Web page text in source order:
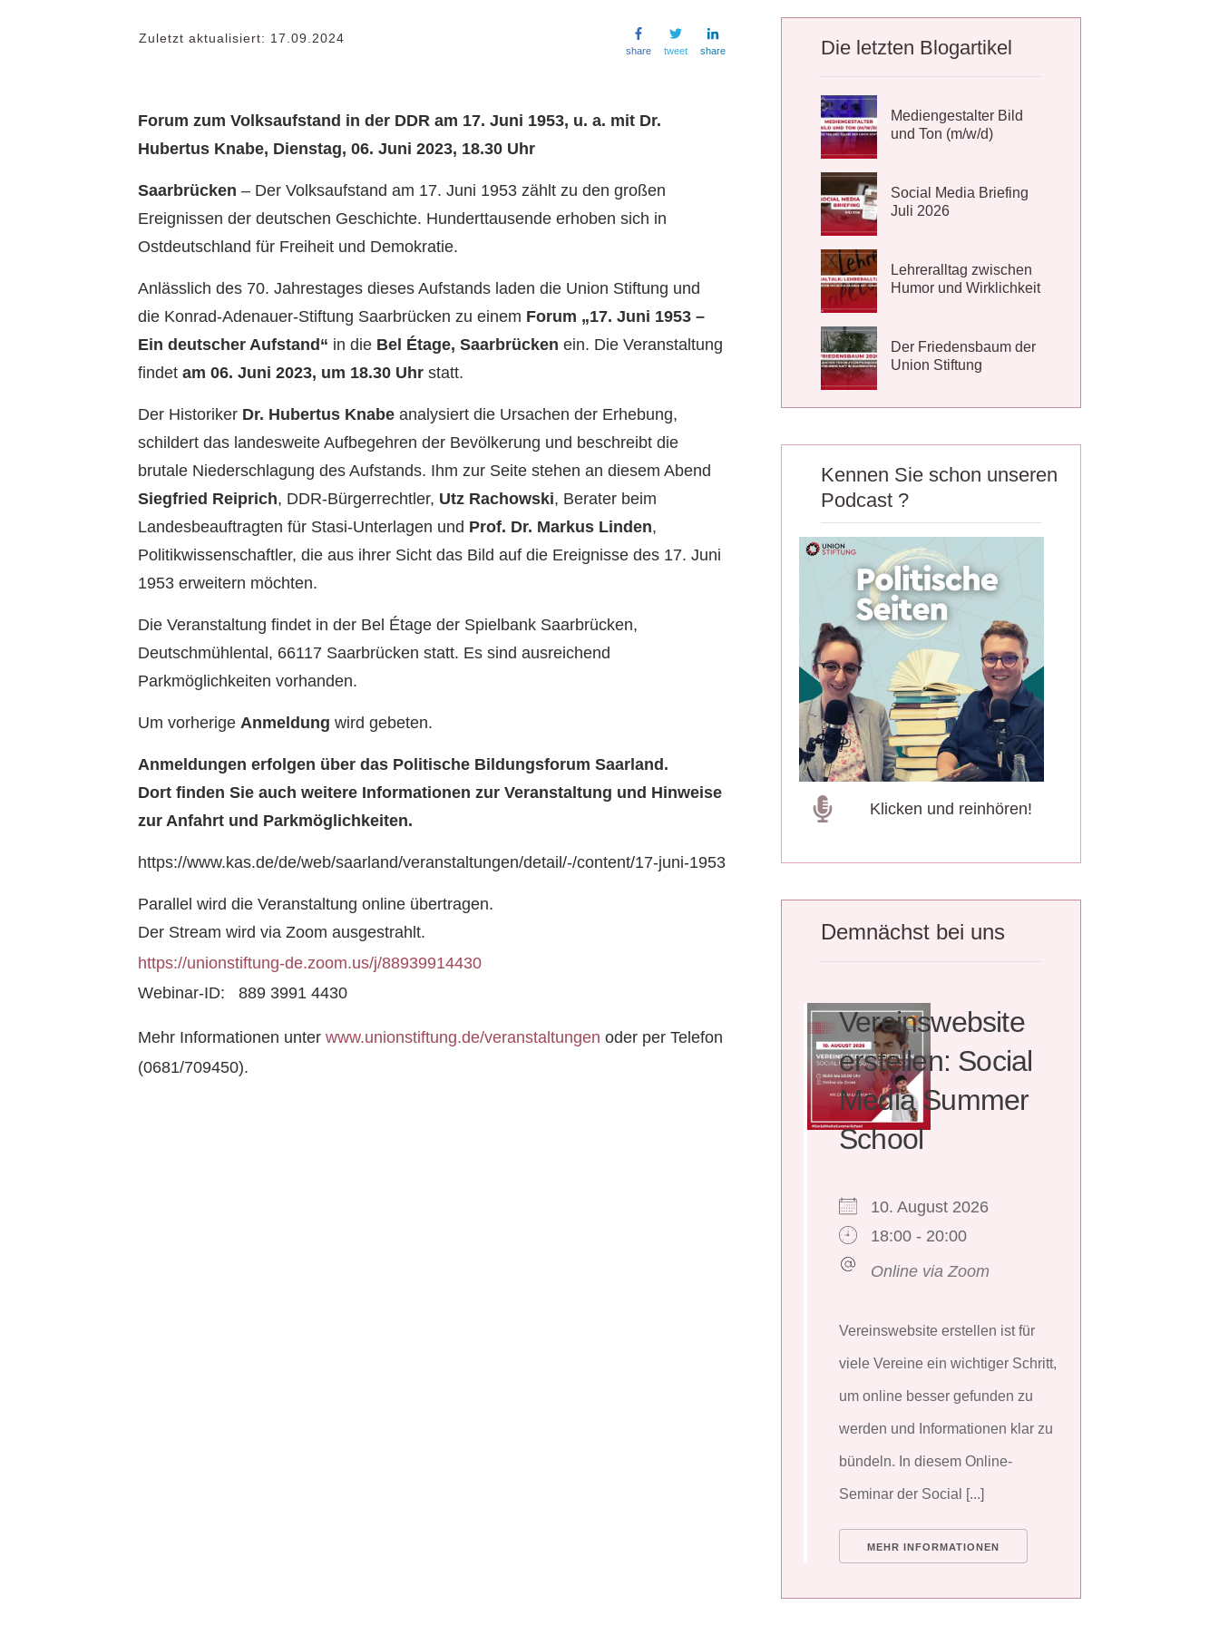
Zuletzt aktualisiert: 17.09.2024
share tweet share
Forum zum Volksaufstand in der DDR am 17. Juni 1953, u. a. mit Dr.
Hubertus Knabe, Dienstag, 06. Juni 2023, 18.30 Uhr
Saarbrücken – Der Volksaufstand am 17. Juni 1953 zählt zu den großen
Ereignissen der deutschen Geschichte. Hunderttausende erhoben sich in
Ostdeutschland für Freiheit und Demokratie.
Anlässlich des 70. Jahrestages dieses Aufstands laden die Union Stiftung und
die Konrad-Adenauer-Stiftung Saarbrücken zu einem Forum „17. Juni 1953 –
Ein deutscher Aufstand“ in die Bel Étage, Saarbrücken ein. Die Veranstaltung
findet am 06. Juni 2023, um 18.30 Uhr statt.
Der Historiker Dr. Hubertus Knabe analysiert die Ursachen der Erhebung,
schildert das landesweite Aufbegehren der Bevölkerung und beschreibt die
brutale Niederschlagung des Aufstands. Ihm zur Seite stehen an diesem Abend
Siegfried Reiprich, DDR-Bürgerrechtler, Utz Rachowski, Berater beim
Landesbeauftragten für Stasi-Unterlagen und Prof. Dr. Markus Linden,
Politikwissenschaftler, die aus ihrer Sicht das Bild auf die Ereignisse des 17. Juni
1953 erweitern möchten.
Die Veranstaltung findet in der Bel Étage der Spielbank Saarbrücken,
Deutschmühlental, 66117 Saarbrücken statt. Es sind ausreichend
Parkmöglichkeiten vorhanden.
Um vorherige Anmeldung wird gebeten.
Anmeldungen erfolgen über das Politische Bildungsforum Saarland.
Dort finden Sie auch weitere Informationen zur Veranstaltung und Hinweise
zur Anfahrt und Parkmöglichkeiten.
https://www.kas.de/de/web/saarland/veranstaltungen/detail/-/content/17-juni-1953
Parallel wird die Veranstaltung online übertragen.
Der Stream wird via Zoom ausgestrahlt.
https://unionstiftung-de.zoom.us/j/88939914430
Webinar-ID: 889 3991 4430
Mehr Informationen unter www.unionstiftung.de/veranstaltungen oder per Telefon
(0681/709450).
Die letzten Blogartikel
Mediengestalter Bild
und Ton (m/w/d)
Social Media Briefing
Juli 2026
Lehreralltag zwischen
Humor und Wirklichkeit
Der Friedensbaum der
Union Stiftung
Kennen Sie schon unseren
Podcast ?
Klicken und reinhören!
Demnächst bei uns
Vereinswebsite
erstellen: Social
Media Summer
School
10. August 2026
18:00 - 20:00
Online via Zoom
Vereinswebsite erstellen ist für
viele Vereine ein wichtiger Schritt,
um online besser gefunden zu
werden und Informationen klar zu
bündeln. In diesem Online-
Seminar der Social [...]
MEHR INFORMATIONEN